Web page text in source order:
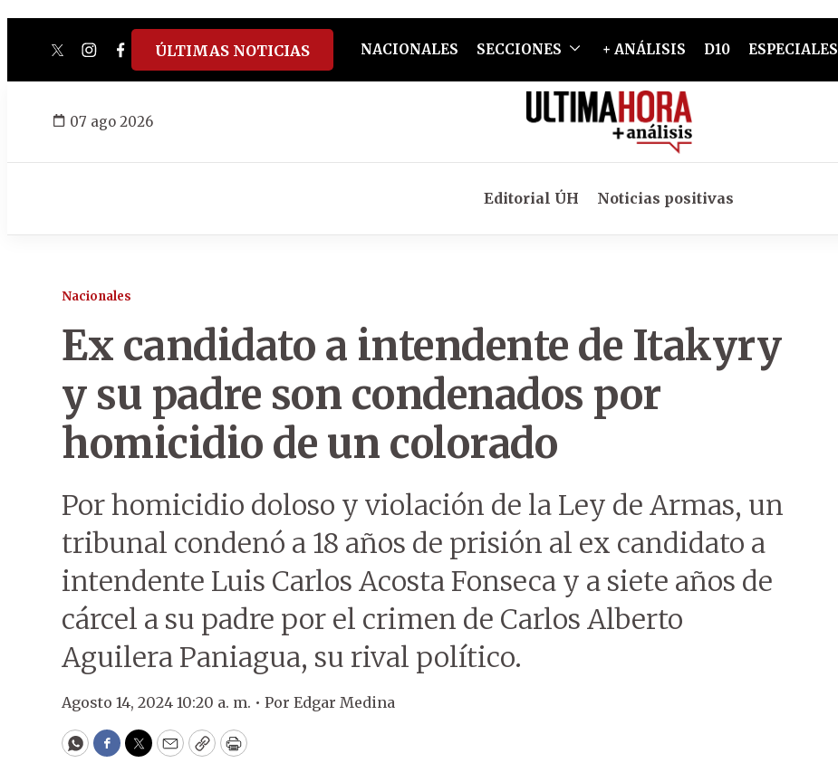
twitterinstagram
facebook
tiktokyoutube
spotify
ÚLTIMAS NOTICIAS NACIONALES SECCIONES + ANÁLISIS D10 ESPECIALES
07 ago 2026
Editorial ÚH Noticias positivas
Nacionales
Ex candidato a intendente de Itakyry
y su padre son condenados por
homicidio de un colorado
Por homicidio doloso y violación de la Ley de Armas, un
tribunal condenó a 18 años de prisión al ex candidato a
intendente Luis Carlos Acosta Fonseca y a siete años de
cárcel a su padre por el crimen de Carlos Alberto
Aguilera Paniagua, su rival político.
Agosto 14, 2024 10:20 a. m. • Por Edgar Medina
WhatsApp
Facebook
Twitter
EmailCopyPrint